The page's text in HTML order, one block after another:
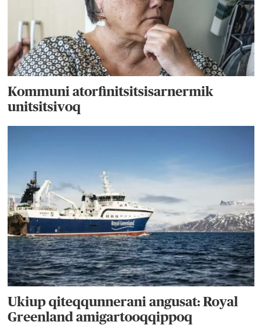
Kommuni atorfinitsitsisarnermik
unitsitsivoq
Ukiup qiteqqunnerani angusat: Royal
Greenland amigartooqqippoq